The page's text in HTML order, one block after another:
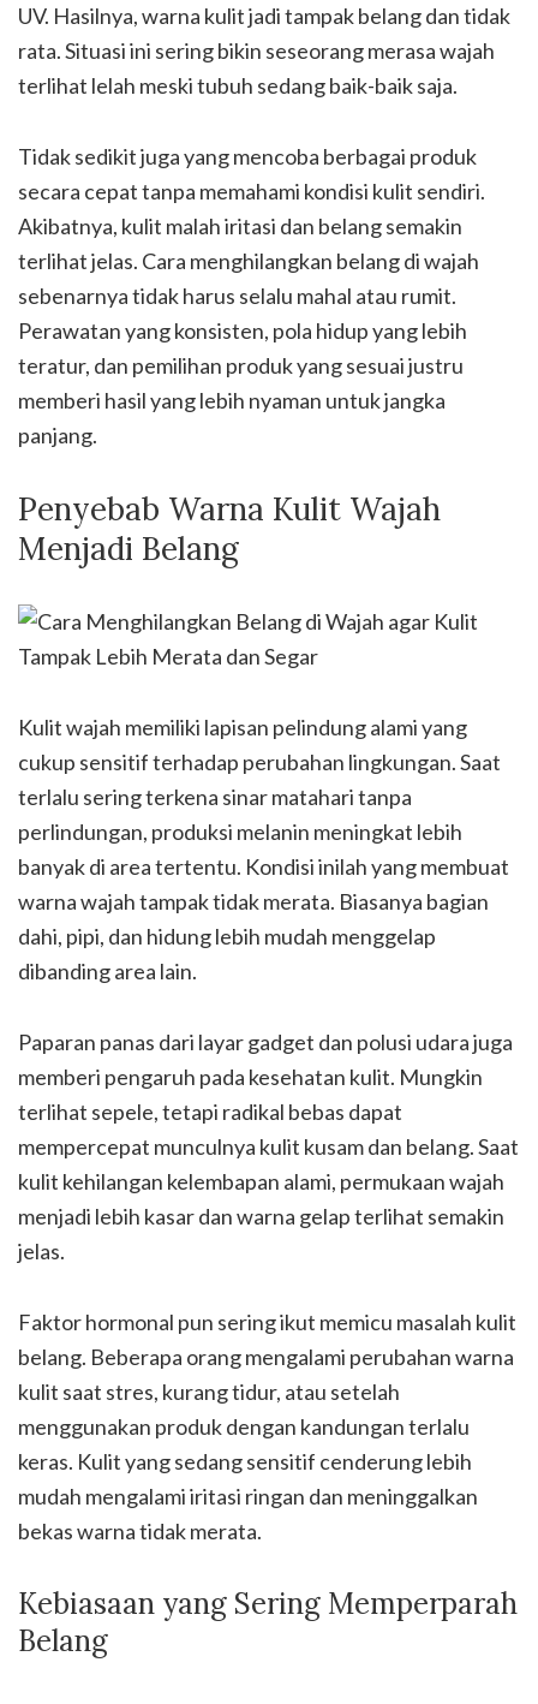
UV. Hasilnya, warna kulit jadi tampak belang dan tidak
rata. Situasi ini sering bikin seseorang merasa wajah
terlihat lelah meski tubuh sedang baik-baik saja.
Tidak sedikit juga yang mencoba berbagai produk
secara cepat tanpa memahami kondisi kulit sendiri.
Akibatnya, kulit malah iritasi dan belang semakin
terlihat jelas. Cara menghilangkan belang di wajah
sebenarnya tidak harus selalu mahal atau rumit.
Perawatan yang konsisten, pola hidup yang lebih
teratur, dan pemilihan produk yang sesuai justru
memberi hasil yang lebih nyaman untuk jangka
panjang.
Penyebab Warna Kulit Wajah
Menjadi Belang
Kulit wajah memiliki lapisan pelindung alami yang
cukup sensitif terhadap perubahan lingkungan. Saat
terlalu sering terkena sinar matahari tanpa
perlindungan, produksi melanin meningkat lebih
banyak di area tertentu. Kondisi inilah yang membuat
warna wajah tampak tidak merata. Biasanya bagian
dahi, pipi, dan hidung lebih mudah menggelap
dibanding area lain.
Paparan panas dari layar gadget dan polusi udara juga
memberi pengaruh pada kesehatan kulit. Mungkin
terlihat sepele, tetapi radikal bebas dapat
mempercepat munculnya kulit kusam dan belang. Saat
kulit kehilangan kelembapan alami, permukaan wajah
menjadi lebih kasar dan warna gelap terlihat semakin
jelas.
Faktor hormonal pun sering ikut memicu masalah kulit
belang. Beberapa orang mengalami perubahan warna
kulit saat stres, kurang tidur, atau setelah
menggunakan produk dengan kandungan terlalu
keras. Kulit yang sedang sensitif cenderung lebih
mudah mengalami iritasi ringan dan meninggalkan
bekas warna tidak merata.
Kebiasaan yang Sering Memperparah
Belang